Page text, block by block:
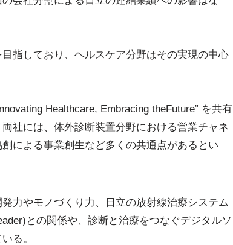
指しており、ヘルスケア分野はその実現の中心
Healthcare, Embracing theFuture” を共有
社には、体外診断装置分野における営業チャネ
による事業創生など多くの共通点があるとい
力やモノづくり力、日立の放射線治療システム
との関係や、診断と治療をつなぐデジタルソ
る。